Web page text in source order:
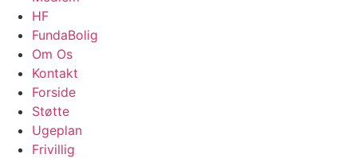
HF
FundaBolig
Om Os
Kontakt
Forside
Støtte
Ugeplan
Frivillig